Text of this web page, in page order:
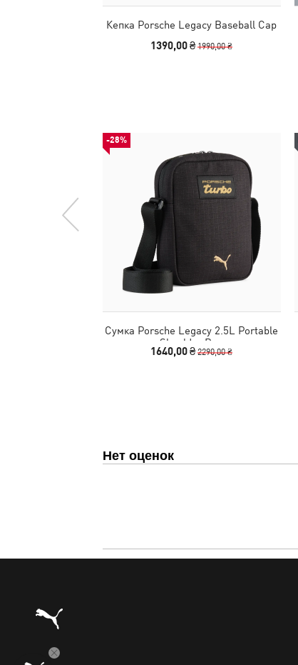
Кепка Porsche Legacy Baseball Cap
1390,00 ₴1990,00 ₴
-28%
Сумка Porsche Legacy 2.5L Portable
Shoulder Bag
1640,00 ₴2290,00 ₴
Нет оценок